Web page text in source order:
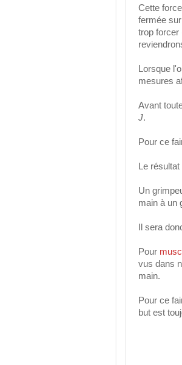
Cette
fermée
trop forcer
Lorsque
mesures
Avant
J.
Pour ce
Le
Un
main à un
Il sera
Pour
vus dans
main.
Pour ce
but est